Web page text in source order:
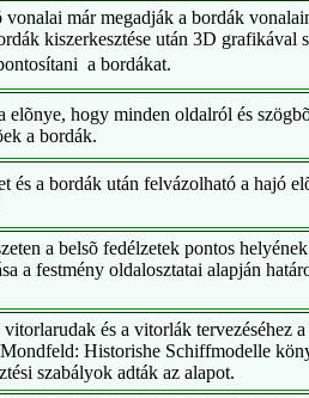
vonalai már megadják a bordák
kiszerkesztése után 3D grafikával
 a bordákat.
elõnye, hogy minden oldalról és
a bordák.
és a bordák után felvázolható a hajó
a belsõ fedélzetek pontos helyének
a festmény oldalosztatai alapján
és a vitorlák tervezéséhez a
Historishe Schiffmodelle
szabályok adták az alapot.